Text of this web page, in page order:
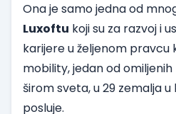
Ona je samo jedna od
Luxoftu koji su za razvoj i
karijere u željenom pravcu
mobility, jedan od
širom sveta, u 29 zemalja
posluje.